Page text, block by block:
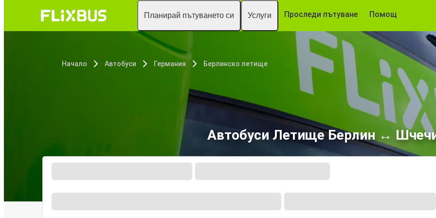
Планирай пътуването си Услуги Проследи пътуване Помощ
Начало Автобуси Германия Берлинско летище
Автобуси Летище Берлин ↔